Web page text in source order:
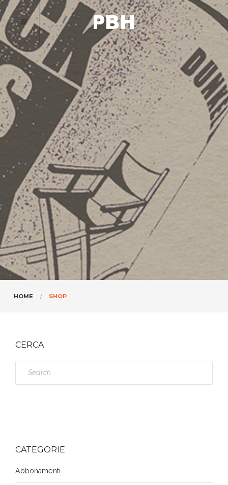
HOME SHOP
CERCA
a
CATEGORIE
Abbonamenti